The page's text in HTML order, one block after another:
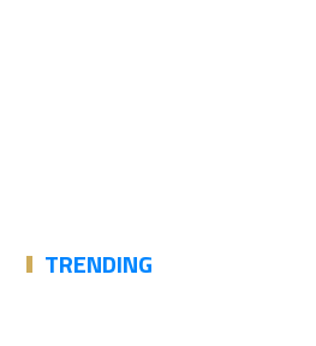
TRENDING